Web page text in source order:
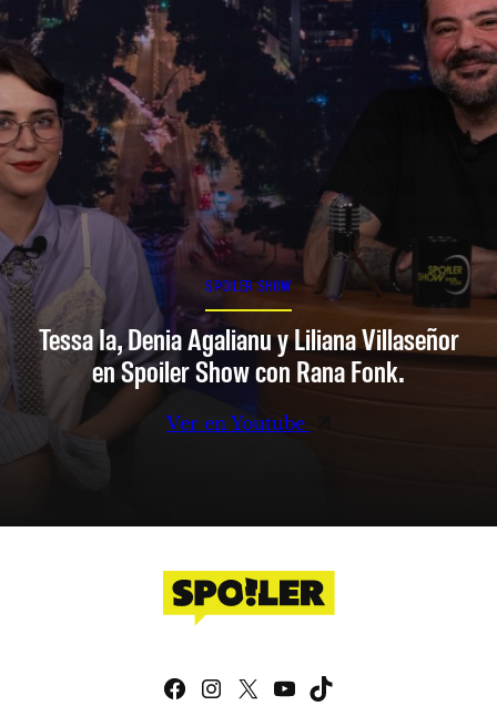
SPOILER SHOW
Tessa Ia, Denia Agalianu y Liliana Villaseñor
en Spoiler Show con Rana Fonk.
Ver en Youtube
Facebook
Instagram
X YouTube